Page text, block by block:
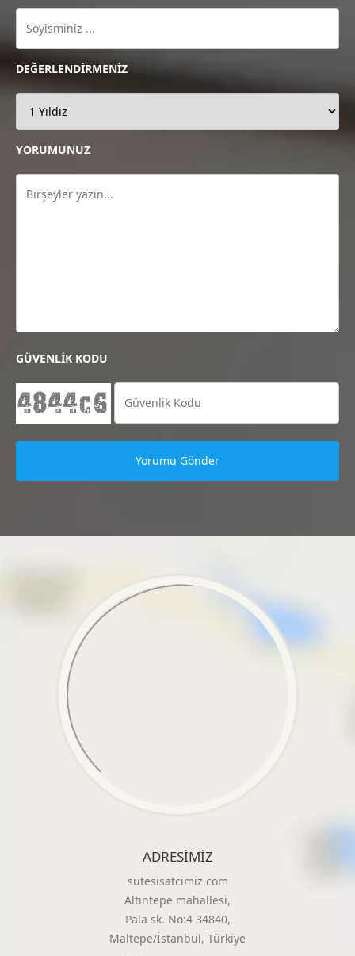
DEĞERLENDİRMENİZ
YORUMUNUZ
GÜVENLİK KODU
ADRESIMIZ
sutesisatcimiz.com
Altıntepe mahallesi,
Pala sk. No:4 34840,
Maltepe/İstanbul, Türkiye